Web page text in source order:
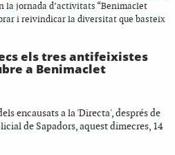
la jornada d’activitats “Benimaclet
i reivindicar la diversitat que basteix
els tres antifeixistes
a Benimaclet
encausats a la 'Directa', després de
de Sapadors, aquest dimecres, 14